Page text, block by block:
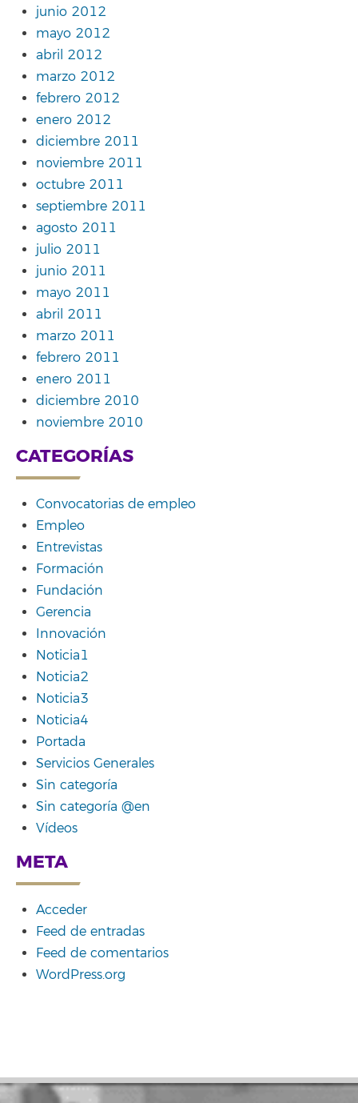
junio 2012
mayo 2012
abril 2012
marzo 2012
febrero 2012
enero 2012
diciembre 2011
noviembre 2011
octubre 2011
septiembre 2011
agosto 2011
julio 2011
junio 2011
mayo 2011
abril 2011
marzo 2011
febrero 2011
enero 2011
diciembre 2010
noviembre 2010
CATEGORÍAS
Convocatorias de empleo
Empleo
Entrevistas
Formación
Fundación
Gerencia
Innovación
Noticia1
Noticia2
Noticia3
Noticia4
Portada
Servicios Generales
Sin categoría
Sin categoría @en
Vídeos
META
Acceder
Feed de entradas
Feed de comentarios
WordPress.org